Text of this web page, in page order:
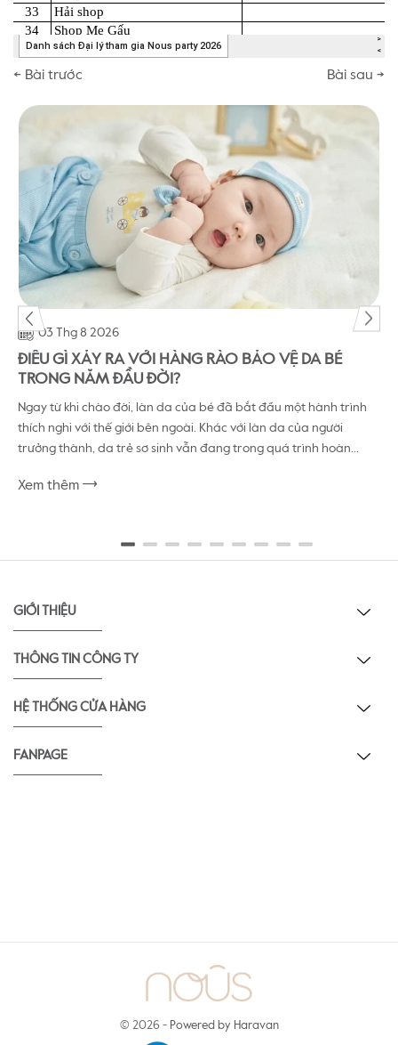
← Bài trước Bài sau →
03 Thg 8 2026
ĐIỀU GÌ XẢY RA VỚI HÀNG RÀO BẢO VỆ DA BÉ
TRONG NĂM ĐẦU ĐỜI?
Ngay từ khi chào đời, làn da của bé đã bắt đầu một hành trình
thích nghi với thế giới bên ngoài. Khác với làn da của người
trưởng thành, da trẻ sơ sinh vẫn đang trong quá trình hoàn...
Xem thêm
GIỚI THIỆU
THÔNG TIN CÔNG TY
HỆ THỐNG CỬA HÀNG
FANPAGE
© 2026 - Powered by Haravan